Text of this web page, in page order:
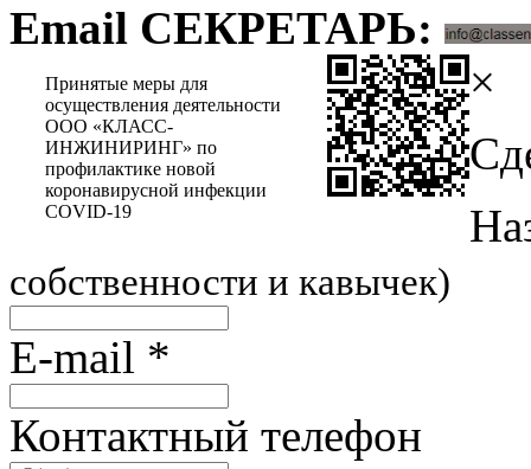
Email СЕКРЕТАРЬ:
Принятые меры для
осуществления деятельности
ООО «КЛАСС-
ИНЖИНИРИНГ» по
профилактике новой
коронавирусной инфекции
COVID-19
×
собственности и кавычек)
E-mail *
Контактный телефон